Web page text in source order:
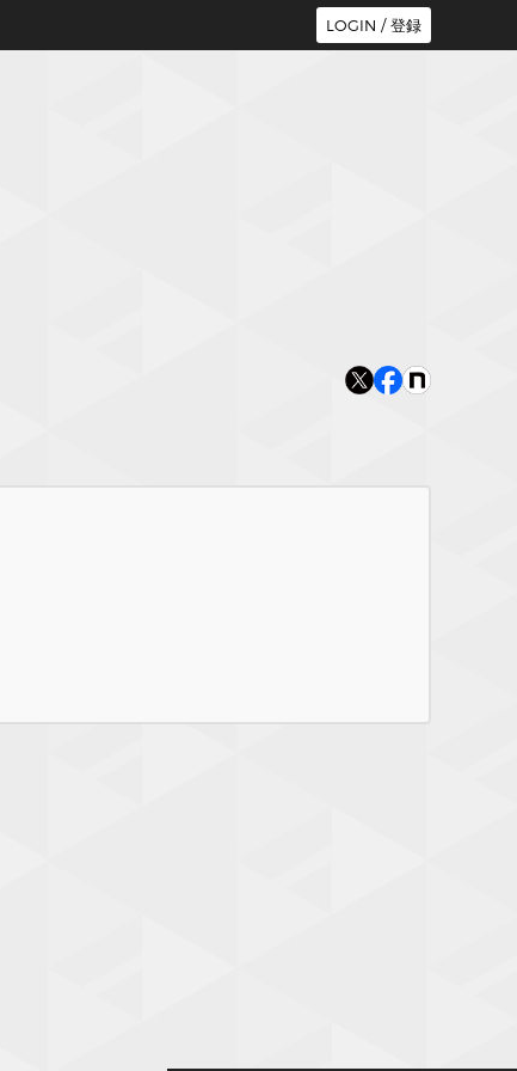
LOGIN / 登録